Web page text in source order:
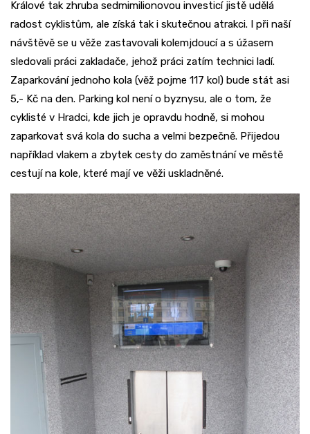
Králové tak zhruba sedmimilionovou investicí jistě udělá
radost cyklistům, ale získá tak i skutečnou atrakci. I při naší
návštěvě se u věže zastavovali kolemjdoucí a s úžasem
sledovali práci zakladače, jehož práci zatím technici ladí.
Zaparkování jednoho kola (věž pojme 117 kol) bude stát asi
5,- Kč na den. Parking kol není o byznysu, ale o tom, že
cyklisté v Hradci, kde jich je opravdu hodně, si mohou
zaparkovat svá kola do sucha a velmi bezpečně. Přijedou
například vlakem a zbytek cesty do zaměstnání ve městě
cestují na kole, které mají ve věži uskladněné.